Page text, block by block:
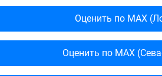
Оценить по MAX
Оценить по MAX